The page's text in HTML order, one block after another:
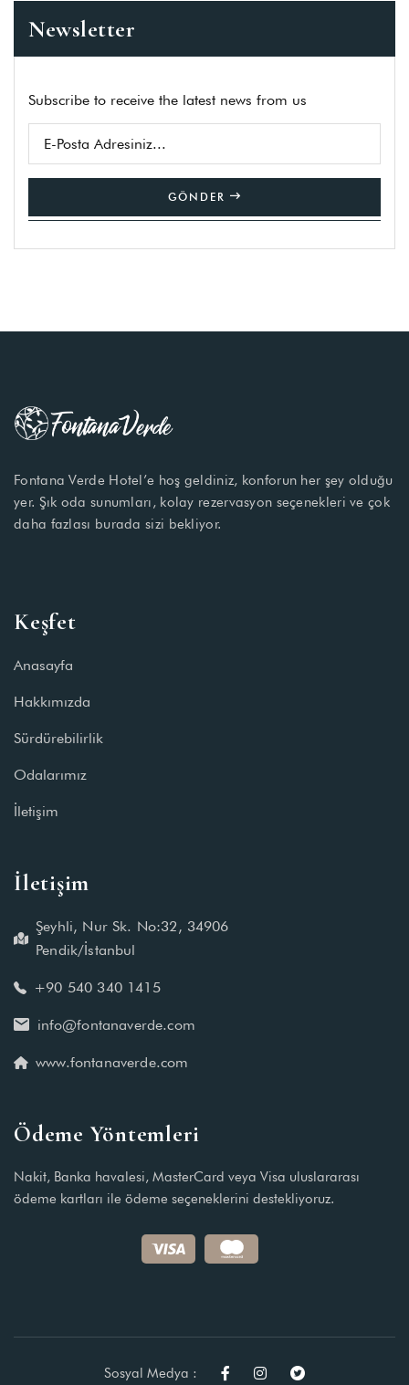
Newsletter
Subscribe to receive the latest news from us
GÖNDER
Fontana Verde Hotel’e hoş geldiniz, konforun her şey olduğu
yer. Şık oda sunumları, kolay rezervasyon seçenekleri ve çok
daha fazlası burada sizi bekliyor.
Keşfet
Anasayfa
Hakkımızda
Sürdürebilirlik
Odalarımız
İletişim
İletişim
Şeyhli, Nur Sk. No:32, 34906
Pendik/İstanbul
+90 540 340 1415
info@fontanaverde.com
www.fontanaverde.com
Ödeme Yöntemleri
Nakit, Banka havalesi, MasterCard veya Visa uluslararası
ödeme kartları ile ödeme seçeneklerini destekliyoruz.
Sosyal Medya :